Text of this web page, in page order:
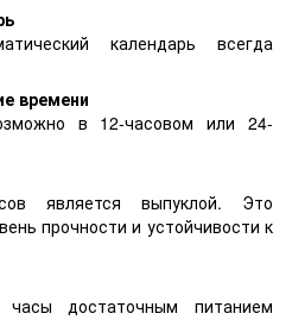
календарь всегда
времени
в 12-часовом или 24-
является выпуклой. Это
прочности и устойчивости к
часы достаточным питанием